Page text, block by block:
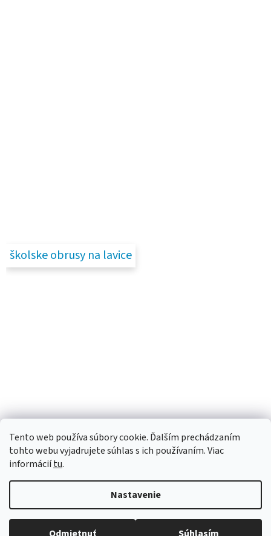
Tento web používa súbory cookie. Ďalším prechádzaním
tohto webu vyjadrujete súhlas s ich používaním. Viac
informáciítu.
Nastavenie
Robíme všetko pre to, aby sme vaše objednávky doručili
čo najskôr. Ospravedlňujeme sa za prípadné oneskorenie
školske obrusy na lavice
Vytvoril Shoptet